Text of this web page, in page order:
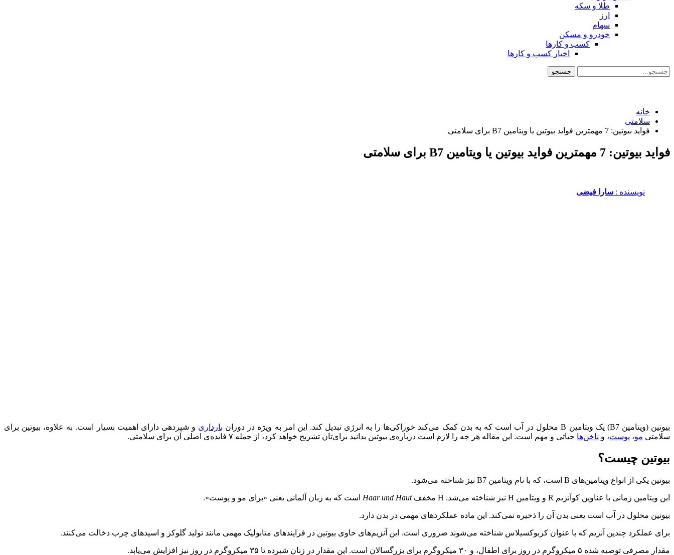
طلا و سکه
ارز
سهام
خودرو و مسکن
کسب و کارها
اخبار کسب و کارها
خانه
سلامتی
فواید بیوتین: 7 مهمترین فواید بیوتین یا ویتامین B7 برای سلامتی
فواید بیوتین: 7 مهمترین فواید بیوتین یا ویتامین B7 برای سلامتی
نویسنده :‌ سارا فیضی
بیوتین (ویتامین B7) یک ویتامین B محلول در آب است که به بدن کمک می‌کند خوراکی‌ها را به انرژی تبدیل کند. این امر به ویژه در دوران بارداری و شیردهی دارای اهمیت بسیار است. به علاوه، بیوتین برای
سلامتی مو، پوست، و ناخن‌ها حیاتی و مهم است. این مقاله هر چه را لازم است درباره‌ی بیوتین بدانید برای‌تان تشریح خواهد کرد، از جمله ۷ فایده‌ی اصلی آن برای سلامتی.
بیوتین چیست؟
بیوتین یکی از انواع ویتامین‌های B است، که با نام ویتامین B7 نیز شناخته می‌شود.
این ویتامین زمانی با عناوین کوآنزیم R و ویتامین H نیز شناخته می‌شد. H مخفف Haar und Haut است که به زبان آلمانی یعنی «برای مو و پوست».
بیوتین محلول در آب است یعنی بدن آن را ذخیره نمی‌کند. این ماده عملکردهای مهمی در بدن دارد.
برای عملکرد چندین آنزیم که با عنوان کربوکسیلاس شناخته می‌شوند ضروری است. این آنزیم‌های حاوی بیوتین در فرایندهای متابولیک مهمی مانند تولید گلوکز و اسیدهای چرب دخالت می‌کنند.
مقدار مصرفی توصیه شده ۵ میکروگرم در روز برای اطفال، و ۳۰ میکروگرم برای بزرگسالان است. این مقدار در زنان شیرده تا ۳۵ میکروگرم در روز نیز افزایش می‌یابد.